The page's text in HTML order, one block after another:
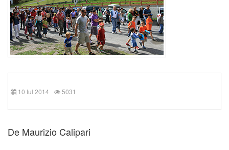
10 Iul 2014 5031
De Maurizio Calipari